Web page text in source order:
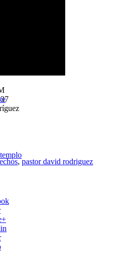
,pastor david rodriguez